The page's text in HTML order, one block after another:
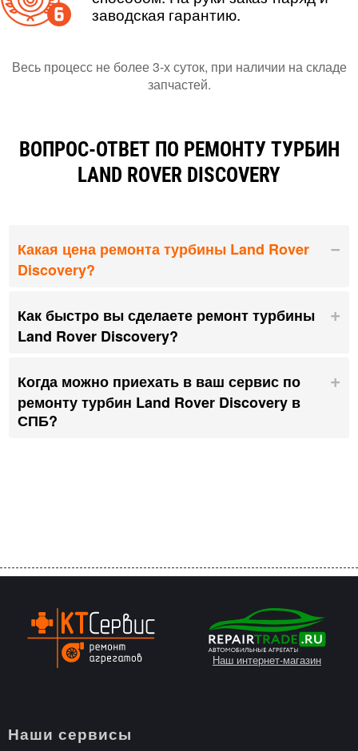
заводская гарантию.
Весь процесс не более 3-х суток, при наличии на складе
запчастей.
ВОПРОС-ОТВЕТ ПО РЕМОНТУ ТУРБИН
LAND ROVER DISCOVERY
Какая цена ремонта турбины Land Rover
Discovery?
Как быстро вы сделаете ремонт турбины
Land Rover Discovery?
Когда можно приехать в ваш сервис по
ремонту турбин Land Rover Discovery в
СПБ?
Наш интернет-магазин
Наши сервисы